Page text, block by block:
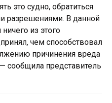
это судно, обратиться
разрешениями. В данной
из этого
чем способствовал
причинения вреда
сообщила представитель